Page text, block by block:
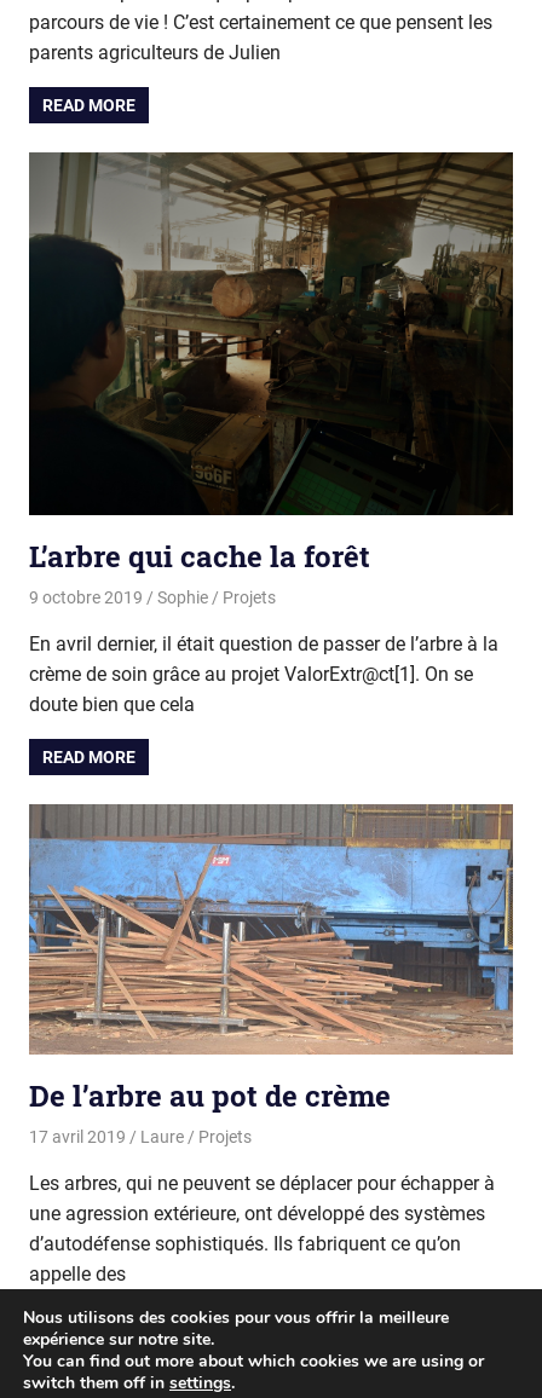
parcours de vie ! C’est certainement ce que pensent les
parents agriculteurs de Julien
READ MORE
L’arbre qui cache la forêt
9 octobre 2019 Sophie Projets
En avril dernier, il était question de passer de l’arbre à la
crème de soin grâce au projet ValorExtr@ct[1]. On se
doute bien que cela
READ MORE
De l’arbre au pot de crème
17 avril 2019 Laure Projets
Les arbres, qui ne peuvent se déplacer pour échapper à
une agression extérieure, ont développé des systèmes
d’autodéfense sophistiqués. Ils fabriquent ce qu’on
appelle des
READ MORE
Nous utilisons des cookies pour vous offrir la meilleure
expérience sur notre site.
You can find out more about which cookies we are using or
switch them off in settings.